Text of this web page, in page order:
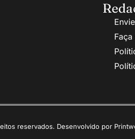
reservados. Desenvolvido por